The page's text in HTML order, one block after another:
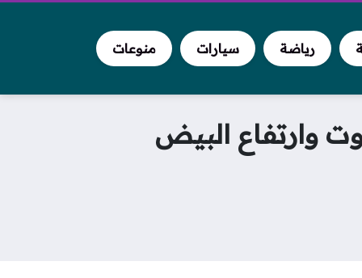
رياضة سيارات منوعات
وارتفاع البيض